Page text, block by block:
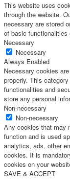
This website uses
through the website.
necessary are stored
of basic functionalities
Necessary
Necessary
Always Enabled
Necessary cookies
properly. This
functionalities and
store any personal
Non-necessary
Non-necessary
Any cookies that may
function and is used
analytics, ads, other
cookies. It is
cookies on your
SAVE & ACCEPT